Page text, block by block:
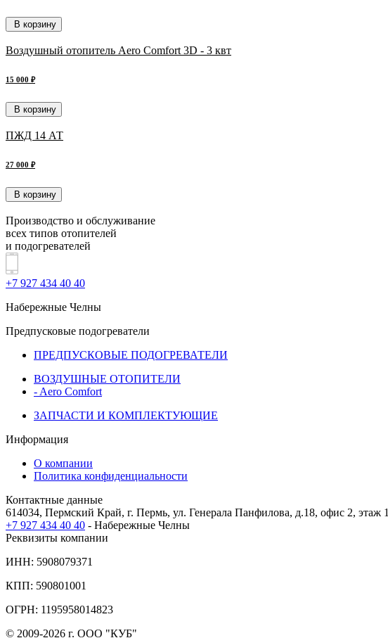
В корзину
Воздушный отопитель Aero Comfort 3D - 3 квт
15 000 ₽
В корзину
ПЖД 14 АТ
27 000 ₽
В корзину
Производство и обслуживание
всех типов отопителей
и подогревателей
+7 927 434 40 40
Набережные Челны
Предпусковые подогреватели
ПРЕДПУСКОВЫЕ ПОДОГРЕВАТЕЛИ
ВОЗДУШНЫЕ ОТОПИТЕЛИ
- Aero Comfort
ЗАПЧАСТИ И КОМПЛЕКТУЮЩИЕ
Информация
О компании
Политика конфиденциальности
Контактные данные
614034, Пермский Край, г. Пермь, ул. Генерала Панфилова, д.18, офис 2, этаж 1
+7 927 434 40 40 - Набережные Челны
Реквизиты компании
ИНН: 5908079371
КПП: 590801001
ОГРН: 1195958014823
© 2009-2026 г. ООО "КУБ"